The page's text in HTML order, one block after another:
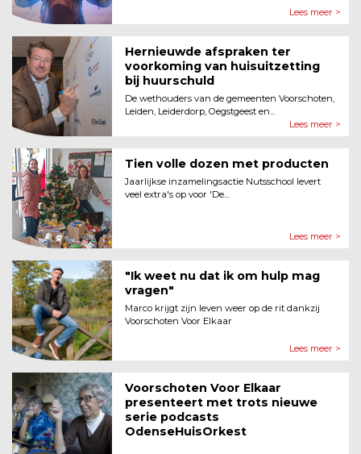
Lees meer >
Hernieuwde afspraken ter
voorkoming van huisuitzetting
bij huurschuld
De wethouders van de gemeenten Voorschoten,
Leiden, Leiderdorp, Oegstgeest en...
Lees meer >
Tien volle dozen met producten
Jaarlijkse inzamelingsactie Nutsschool levert
veel extra's op voor 'De...
Lees meer >
"Ik weet nu dat ik om hulp mag
vragen"
Marco krijgt zijn leven weer op de rit dankzij
Voorschoten Voor Elkaar
Lees meer >
Voorschoten Voor Elkaar
presenteert met trots nieuwe
serie podcasts
OdenseHuisOrkest